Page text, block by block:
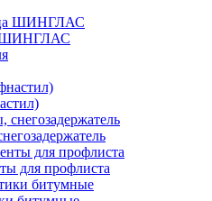
ШИНГЛАС
для профлиста